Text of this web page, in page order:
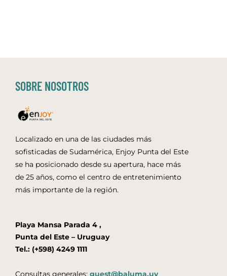
SOBRE NOSOTROS
Localizado en una de las ciudades más
sofisticadas de Sudamérica, Enjoy Punta del Este
se ha posicionado desde su apertura, hace más
de 25 años, como el centro de entretenimiento
más importante de la región.
Playa Mansa Parada 4 ,
Punta del Este – Uruguay
Tel.: (+598) 4249 1111
Consultas generales: guest@baluma.uy